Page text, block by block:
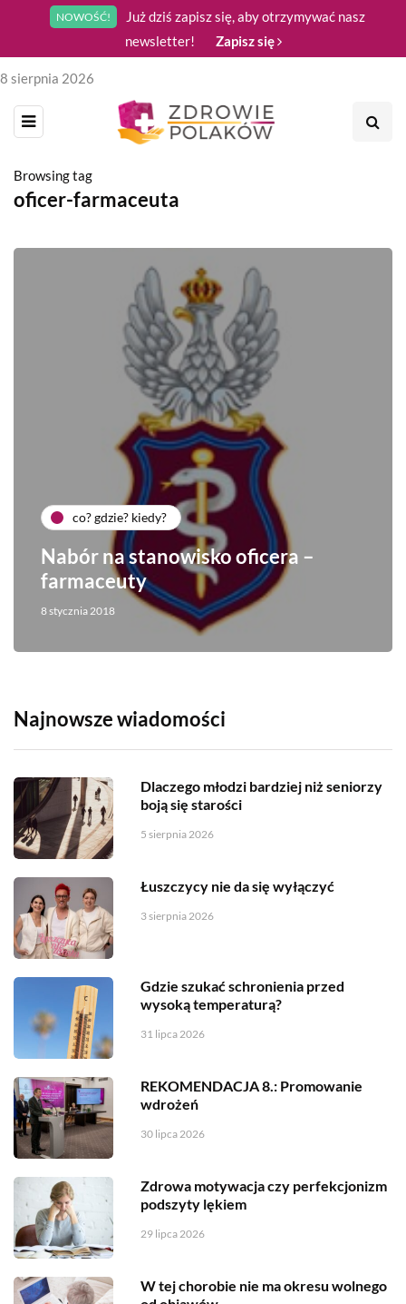
NOWOŚĆ!
Już dziś zapisz się, aby otrzymywać nasz
newsletter!
Zapisz się
8 sierpnia 2026
Browsing tag
oficer-farmaceuta
co? gdzie? kiedy?
Nabór na stanowisko oficera –
farmaceuty
8 stycznia 2018
Najnowsze wiadomości
Dlaczego młodzi bardziej niż seniorzy
boją się starości
5 sierpnia 2026
Łuszczycy nie da się wyłączyć
3 sierpnia 2026
Gdzie szukać schronienia przed
wysoką temperaturą?
31 lipca 2026
REKOMENDACJA 8.: Promowanie
wdrożeń
30 lipca 2026
Zdrowa motywacja czy perfekcjonizm
podszyty lękiem
29 lipca 2026
W tej chorobie nie ma okresu wolnego